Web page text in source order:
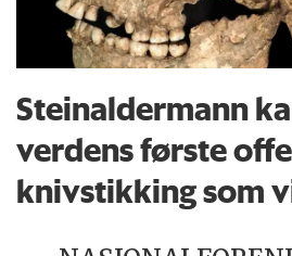
Steinaldermann
verdens første
knivstikking som